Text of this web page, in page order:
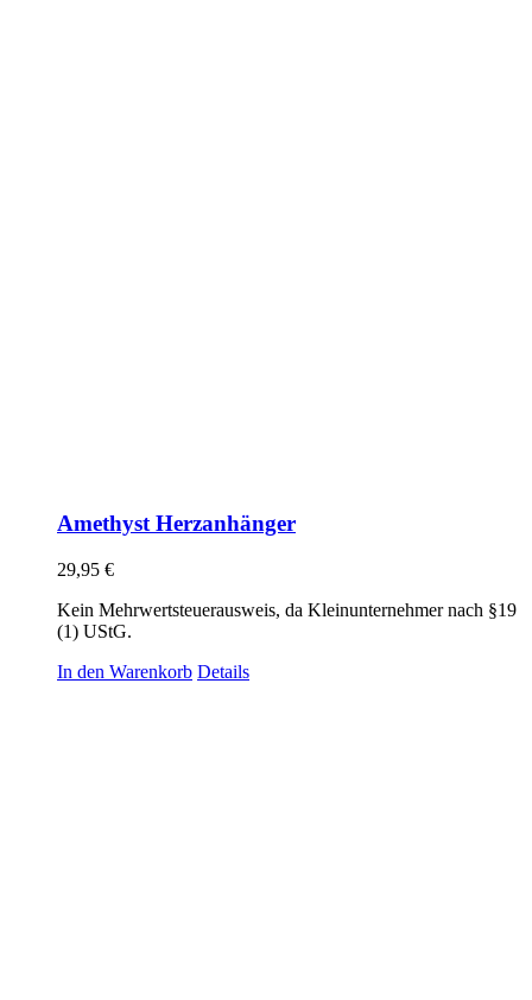
Amethyst Herzanhänger
29,95 €
Kein Mehrwertsteuerausweis, da Kleinunternehmer nach §19
(1) UStG.
In den Warenkorb Details